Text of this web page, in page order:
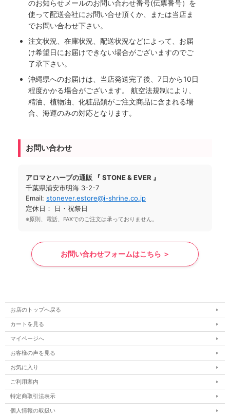
のお知らせメールのお問い合わせ番号(伝票番号）を
使って配送会社にお問い合せ頂くか、または当店ま
でお問い合わせ下さい。
注文状況、在庫状況、配送状況などによって、お届
け希望日にお届けできない場合がございますのでご
了承下さい。
沖縄県へのお届けは、当店発送完了後、7日から10日
程度かかる場合がございます。 航空法規制により、
精油、植物油、化粧品類がご注文商品に含まれる場
合、海運のみの対応となります。
お問い合わせ
アロマとハーブの通販 『 STONE & EVER 』
千葉県浦安市明海 3-2-7
Email: stonever.estore@i-shrine.co.jp
定休日： 日・祝祭日
※原則、電話、FAXでのご注文は承っておりません。
お問い合わせフォームはこちら ＞
お店のトップへ戻る
カートを見る
マイページへ
お客様の声を見る
お気に入り
ご利用案内
特定商取引法表示
個人情報の取扱い